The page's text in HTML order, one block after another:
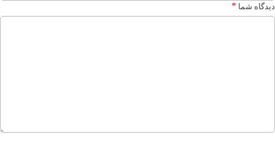
دیدگاه شما *